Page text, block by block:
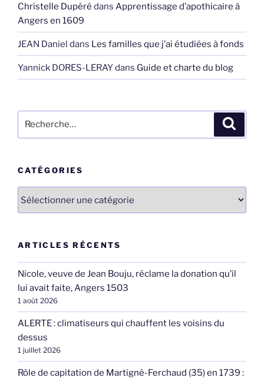
Christelle Dupéré dans Apprentissage d’apothicaire à
Angers en 1609
JEAN Daniel dans Les familles que j’ai étudiées à fonds
Yannick DORES-LERAYdans Guide et charte du blog
pour
CATÉGORIES
ARTICLES RÉCENTS
Nicole, veuve de Jean Bouju, réclame la donation qu’il
lui avait faite, Angers 1503
1 août 2026
ALERTE : climatiseurs qui chauffent les voisins du
dessus
1 juillet 2026
Rôle de capitation de Martigné-Ferchaud (35) en 1739 :